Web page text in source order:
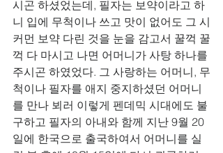
시곤 하셨었는데, 필자는 보약이라고 하
니 입에 무척이나 쓰고 맛이 없어도 그 시
커먼 보약 다린 것을 눈을 감고서 꿀꺽 꿀
꺽 다 마시고 나면 어머니가 사탕 하나를
주시곤 하였었다. 그 사랑하는 어머니, 무
척이나 필자를 애지 중지하셨던 어머니
를 만나 뵈러 이렇게 펜데믹 시대에도 불
구하고 필자의 아내와 함께 지난 9월 20
일에 한국으로 출국하여서 어머니를 실